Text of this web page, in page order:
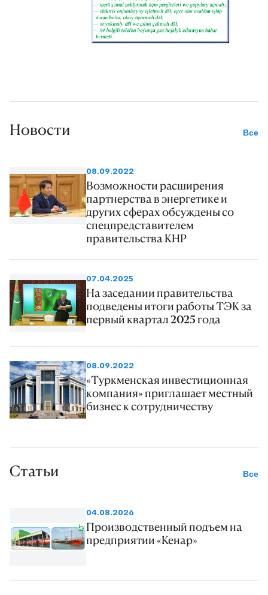
Новости Все
08.09.2022
Возможности расширения
партнерства в энергетике и
других сферах обсуждены со
спецпредставителем
правительства КНР
07.04.2025
На заседании правительства
подведены итоги работы ТЭК за
первый квартал 2025 года
08.09.2022
«Туркменская инвестиционная
компания» приглашает местный
бизнес к сотрудничеству
Статьи Все
04.08.2026
Производственный подъем на
предприятии «Кенар»